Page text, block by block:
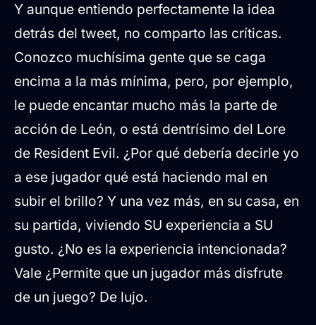
Y aunque entiendo perfectamente la idea
detrás del tweet, no comparto las críticas.
Conozco muchísima gente que se caga
encima a la más mínima, pero, por ejemplo,
le puede encantar mucho más la parte de
acción de León, o está dentrísimo del Lore
de Resident Evil. ¿Por qué debería decirle yo
a ese jugador qué está haciendo mal en
subir el brillo? Y una vez más, en su casa, en
su partida, viviendo SU experiencia a SU
gusto. ¿No es la experiencia intencionada?
Vale ¿Permite que un jugador más disfrute
de un juego? De lujo.